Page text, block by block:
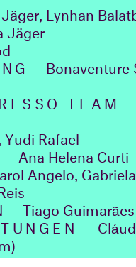
Lynhan
Jäger
Bonaventure
TEAM
Rafael
Ana Helena Curti
Angelo,
Tiago Guimarães